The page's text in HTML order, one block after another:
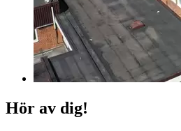
Hör av dig!